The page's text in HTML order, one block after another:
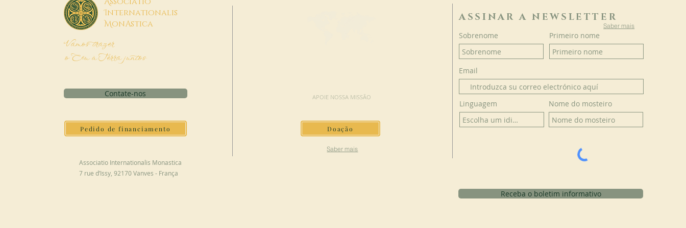
Internationalis
MonAstica
Vamos trazer
o Céu à Terra juntos
Contate-nos
Pedido de financiamento
Associatio Internationalis Monastica
7 rue d’Issy, 92170 Vanves - França
APOIE NOSSA MISSÃO
Doação
Saber mais
ASSINAR A NEWSLETTER
Saber mais
Sobrenome Primeiro nome
Email
Linguagem Nome do mosteiro
Receba o boletim informativo